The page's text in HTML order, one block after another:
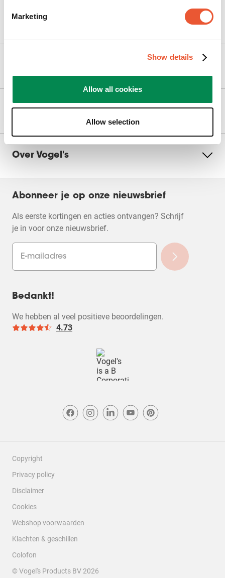
Marketing
Show details
Allow all cookies
Allow selection
Kunnen we je helpen?
Service & Contact
Over Vogel's
Abonneer je op onze nieuwsbrief
Als eerste kortingen en acties ontvangen? Schrijf
je in voor onze nieuwsbrief.
Bedankt!
We hebben al veel positieve beoordelingen.
4.73
Copyright
Privacy policy
Disclaimer
Cookies
Webshop voorwaarden
Klachten & geschillen
Colofon
© Vogel's Products BV2026